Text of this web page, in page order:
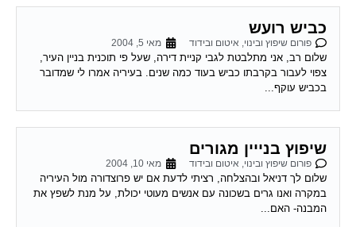
כביש רועש
פורום שיפוץ ובינוי, איטום ובידוד מאי 5, 2004
שלום רב, אני מתלבטת לגבי קניית דירה, שעל פי תוכנית בניין העיר,
צפוי לעבור בקרבתו כביש בעוד כמה שנים. בעיריה אמרו לי שמדובר
בכביש עוקף...
שיפוץ בנייין מגורים
פורום שיפוץ ובינוי, איטום ובידוד מאי 10, 2004
שלום לך דניאל ובהצלחה, רציתי לדעת אם יש פרוצדורה מול העיריה
במקרה ואנו גרים בשכונה עם אנשים מעוטי יכולת, על מנת לשפץ את
המבנה- האם...